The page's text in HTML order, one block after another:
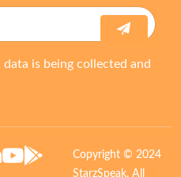
data is being collected and
Copyright © 2024
StarzSpeak. All